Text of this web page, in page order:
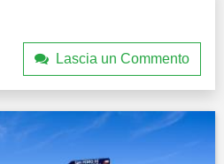
Lascia un Commento